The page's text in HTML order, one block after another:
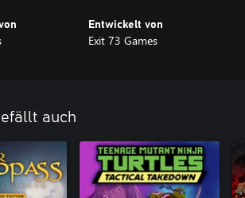
Erstsemensters ist rasant – vor allem, wenn du
auf
dir Upgrades für Beckys treuen
zu meistern, einschließlich
Entwickelt von
Exit 73 Games
auch